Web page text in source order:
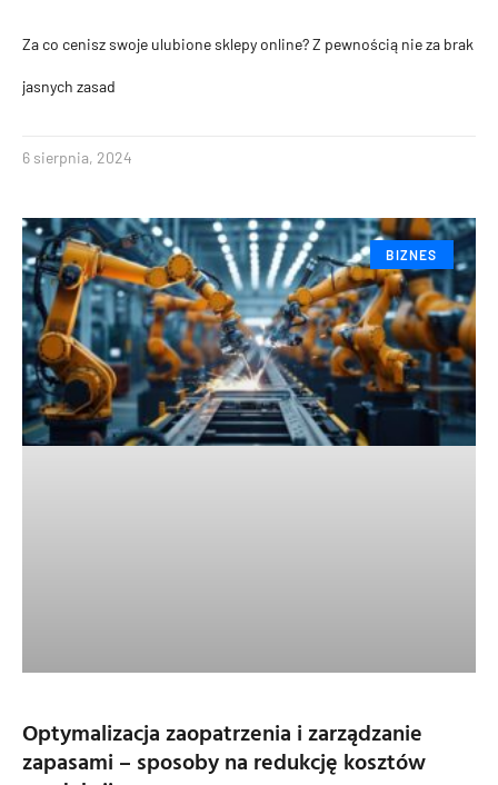
Za co cenisz swoje ulubione sklepy online? Z pewnością nie za brak
jasnych zasad
6 sierpnia, 2024
BIZNES
Optymalizacja zaopatrzenia i zarządzanie
zapasami – sposoby na redukcję kosztów